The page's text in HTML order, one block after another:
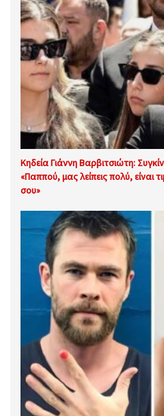
Κηδεία Γιάννη Βαρβιτσιώτη:
«Παππού, μας λείπεις πολύ, είναι
σου»